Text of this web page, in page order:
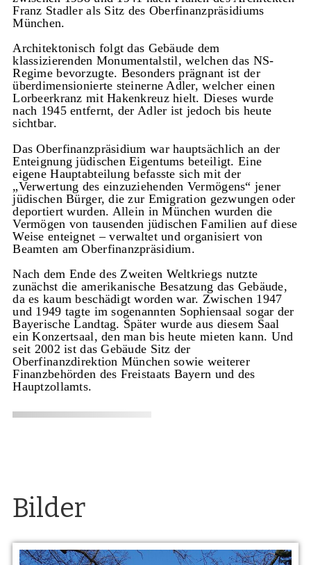
Franz Stadler als Sitz des Oberfinanzpräsidiums
München.
Architektonisch folgt das Gebäude dem
klassizierenden Monumentalstil, welchen das NS-
Regime bevorzugte. Besonders prägnant ist der
überdimensionierte steinerne Adler, welcher einen
Lorbeerkranz mit Hakenkreuz hielt. Dieses wurde
nach 1945 entfernt, der Adler ist jedoch bis heute
sichtbar.
Das Oberfinanzpräsidium war hauptsächlich an der
Enteignung jüdischen Eigentums beteiligt. Eine
eigene Hauptabteilung befasste sich mit der
„Verwertung des einzuziehenden Vermögens“ jener
jüdischen Bürger, die zur Emigration gezwungen oder
deportiert wurden. Allein in München wurden die
Vermögen von tausenden jüdischen Familien auf diese
Weise enteignet – verwaltet und organisiert von
Beamten am Oberfinanzpräsidium.
Nach dem Ende des Zweiten Weltkriegs nutzte
zunächst die amerikanische Besatzung das Gebäude,
da es kaum beschädigt worden war. Zwischen 1947
und 1949 tagte im sogenannten Sophiensaal sogar der
Bayerische Landtag. Später wurde aus diesem Saal
ein Konzertsaal, den man bis heute mieten kann. Und
seit 2002 ist das Gebäude Sitz der
Oberfinanzdirektion München sowie weiterer
Finanzbehörden des Freistaats Bayern und des
Hauptzollamts.
Bilder